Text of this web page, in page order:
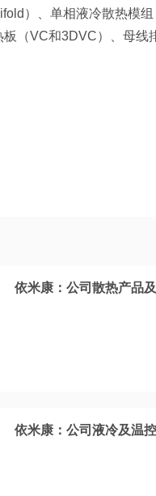
）、单相液冷散热模
（VC和3DVC）、母线
依米康：公司散热产品
依米康：公司液冷及温